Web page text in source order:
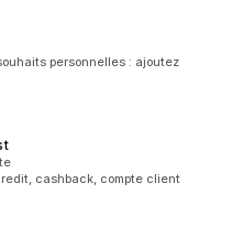
personnelles : ajoutez
cashback, compte client